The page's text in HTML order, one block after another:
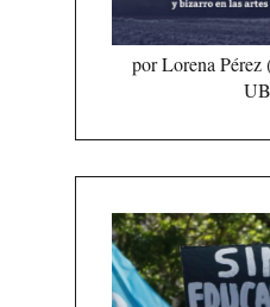
por Lorena